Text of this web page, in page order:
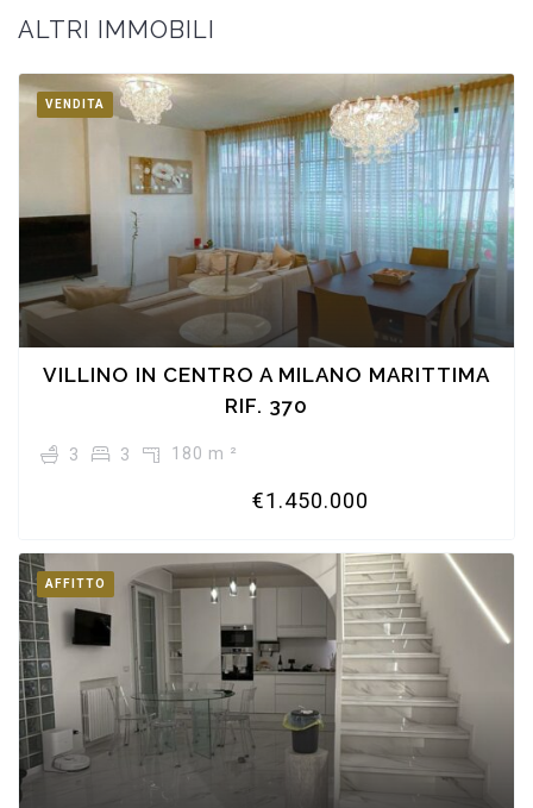
ALTRI IMMOBILI
VENDITA
VILLINO IN CENTRO A MILANO MARITTIMA
RIF. 370
3 3 180 m ²
€1.450.000
AFFITTO